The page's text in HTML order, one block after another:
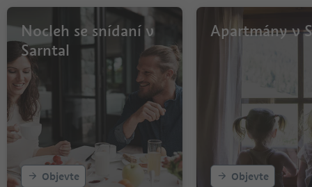
Nocleh se snídaní v
Sarntal
Objevte
Apartmány v
Objevte